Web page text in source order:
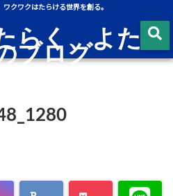
クワクはたらける世界を創る。
らく、よた
ブログ